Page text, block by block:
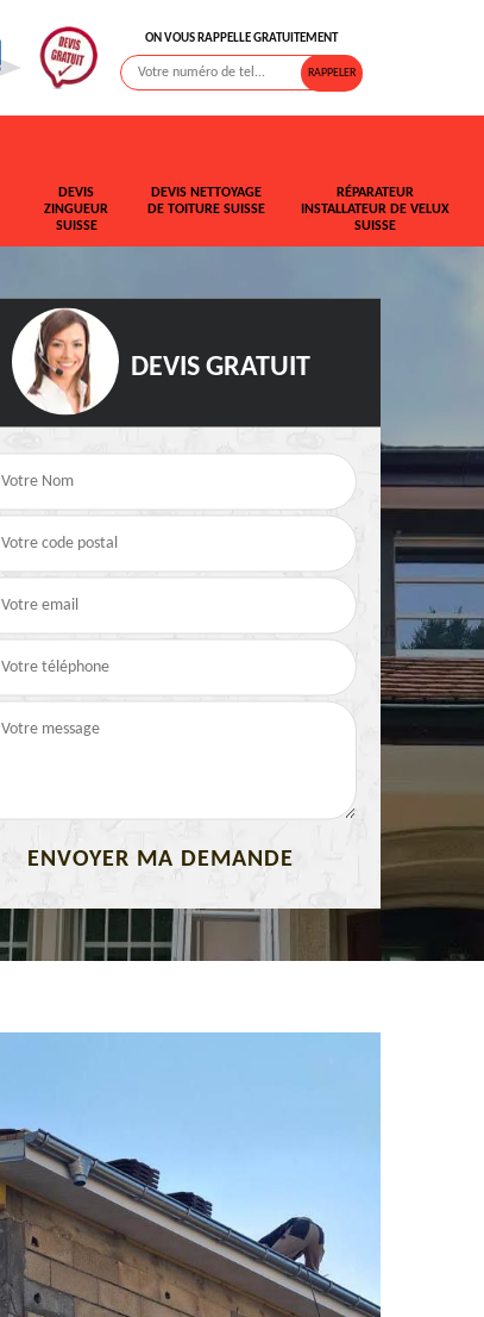
ON VOUS RAPPELLE GRATUITEMENT
DEVIS
ZINGUEUR
SUISSE
DEVIS NETTOYAGE
DE TOITURE SUISSE
RÉPARATEUR
INSTALLATEUR DE VELUX
SUISSE
Rehaussement de
Devis fuite de toiture
Suisse
DEVIS GRATUIT